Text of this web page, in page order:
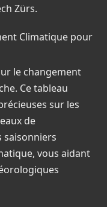
Zürs.
Climatique pour
le changement
Ce tableau
sur les
de
saisonniers
vous aidant